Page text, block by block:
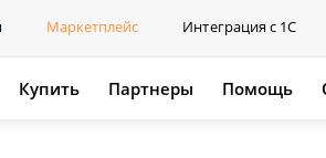
Маркетплейс Интеграция с 1С
Купить Партнеры Помощь